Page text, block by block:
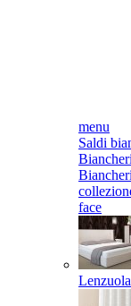
menu
Saldi
face
Lenzuola